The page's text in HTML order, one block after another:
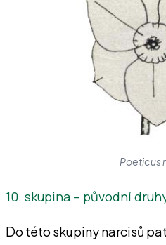
Poeticus
10. skupina – původní
Do této skupiny narcisů